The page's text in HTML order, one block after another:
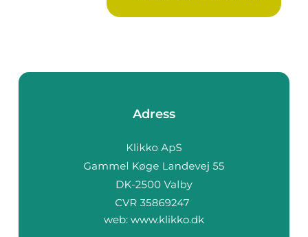
Adress
web: www.klikko.dk